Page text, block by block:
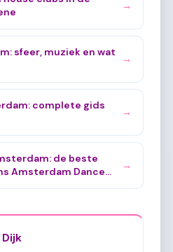
→
sfeer, muziek en wat
→
complete gids
→
de beste
Amsterdam Dance
→
Dijk